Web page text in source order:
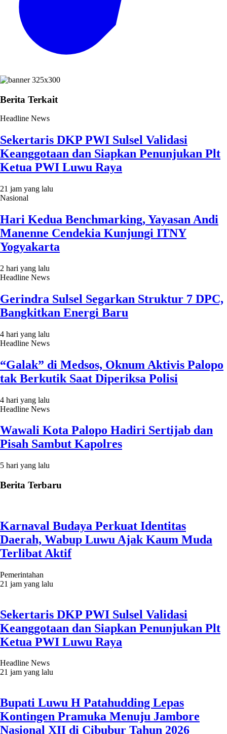
Berita Terkait
Headline News
Sekertaris DKP PWI Sulsel Validasi
Keanggotaan dan Siapkan Penunjukan Plt
Ketua PWI Luwu Raya
21 jam yang lalu
Nasional
Hari Kedua Benchmarking, Yayasan Andi
Manenne Cendekia Kunjungi ITNY
Yogyakarta
2 hari yang lalu
Headline News
Gerindra Sulsel Segarkan Struktur 7 DPC,
Bangkitkan Energi Baru
4 hari yang lalu
Headline News
“Galak” di Medsos, Oknum Aktivis Palopo
tak Berkutik Saat Diperiksa Polisi
4 hari yang lalu
Headline News
Wawali Kota Palopo Hadiri Sertijab dan
Pisah Sambut Kapolres
5 hari yang lalu
Berita Terbaru
Karnaval Budaya Perkuat Identitas
Daerah, Wabup Luwu Ajak Kaum Muda
Terlibat Aktif
Pemerintahan
21 jam yang lalu
Sekertaris DKP PWI Sulsel Validasi
Keanggotaan dan Siapkan Penunjukan Plt
Ketua PWI Luwu Raya
Headline News
21 jam yang lalu
Bupati Luwu H Patahudding Lepas
Kontingen Pramuka Menuju Jambore
Nasional XII di Cibubur Tahun 2026